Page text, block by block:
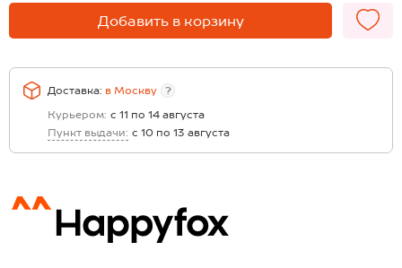
Добавить в корзину
Доставка: в Москву
?
Курьером: с 11 по 14 августа
Пункт выдачи: с 10 по 13 августа